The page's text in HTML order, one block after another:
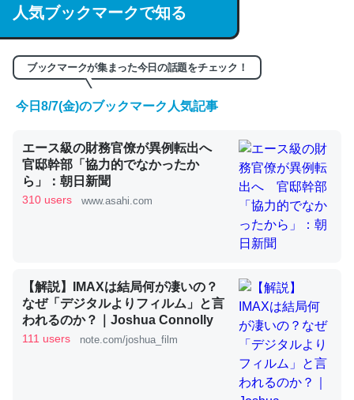
/064121
─GPTの仕組みと限界についての考察（１） - conceptualization
くらい。小説でいう「ずっと前の伏線」は回収されないけ
ど、短期記憶というには多い分量。進化すればするほど分
─GPTの仕組みと限界についての考察（１） - conceptualization
昆虫ってカルシウム少ないのか。知らんかった。調べたら
コオロギのカルシウム分はエビの600分の1程度。
─ニュース :: 【研究発表】昆虫学の大問題＝「昆虫はなぜ海にいな
人気ブックマークで知る
ブックマークが集まった今日の話題をチェック！
今日8/7(金)のブックマーク人気記事
エース級の財務官僚が異例転出へ
官邸幹部「協力的でなかったか
ら」：朝日新聞
310 users www.asahi.com
【解説】IMAXは結局何が凄いの？
なぜ「デジタルよりフィルム」と言
われるのか？｜Joshua Connolly
111 users note.com/joshua_film